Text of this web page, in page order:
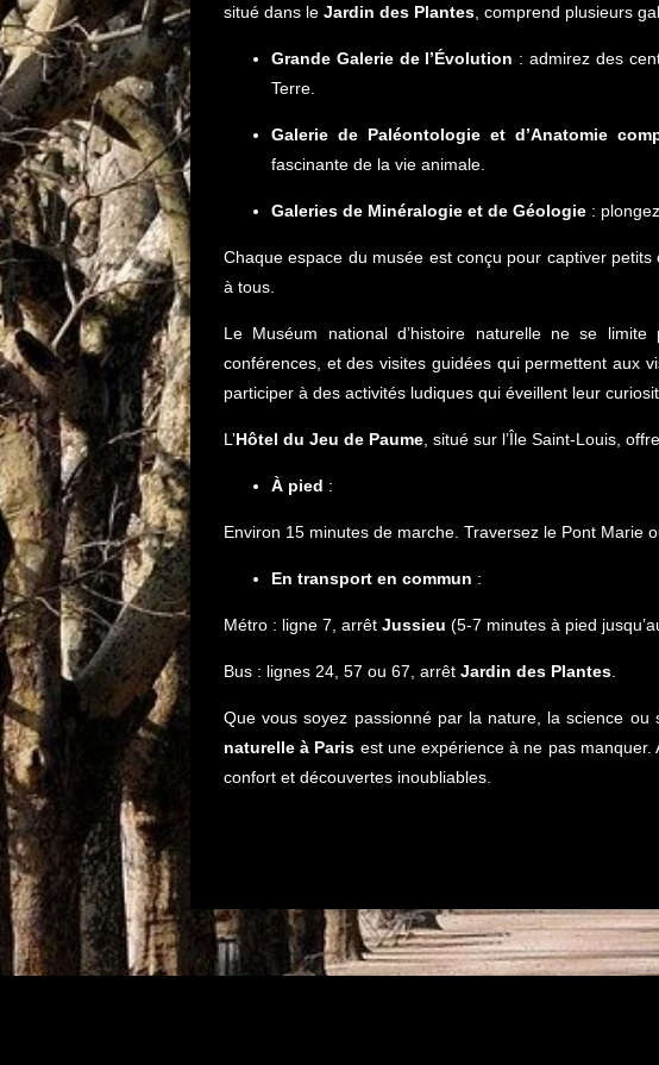
situé dans le Jardin des Plantes , comprend plusieurs
Grande Galerie de l’Évolution : admirez des
Terre.
Galerie de Paléontologie et d’Anatomie
fascinante de la vie animale.
Galeries de Minéralogie et de Géologie :
Chaque espace du musée est conçu pour captiver
à tous.
Le Muséum national d’histoire naturelle ne se
conférences, et des visites guidées qui permettent aux
participer à des activités ludiques qui éveillent leur
L’Hôtel du Jeu de Paume , situé sur l’Île Saint-Louis,
À pied :
Environ 15 minutes de marche. Traversez le Pont Marie
En transport en commun :
Métro : ligne 7, arrêt Jussieu (5‑7 minutes à pied
Bus : lignes 24, 57 ou 67, arrêt Jardin des Plantes
Que vous soyez passionné par la nature, la science ou
naturelle à Paris est une expérience à ne pas manquer.
confort et découvertes inoubliables.